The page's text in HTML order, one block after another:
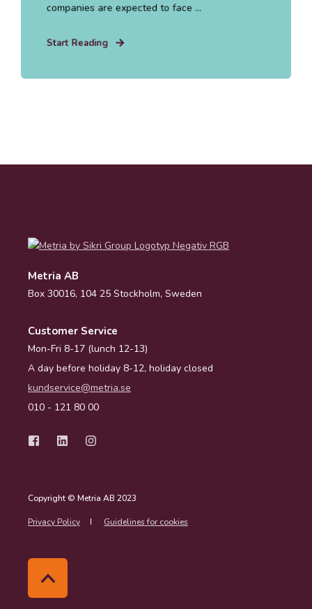
companies are expected to face ...
Start Reading
Metria AB
Box 30016, 104 25 Stockholm, Sweden
Customer Service
Mon-Fri 8-17 (lunch 12-13)
A day before holiday 8-12, holiday closed
kundservice@metria.se
010 - 121 80 00
Copyright © Metria AB 2023
Privacy Policy Guidelines for cookies